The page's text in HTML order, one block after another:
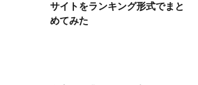
サイトをランキング形式でまと
めてみた